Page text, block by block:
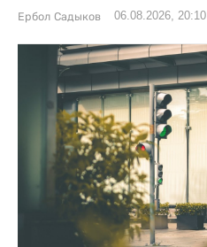
Ербол Садыков 06.08.2026, 20:10